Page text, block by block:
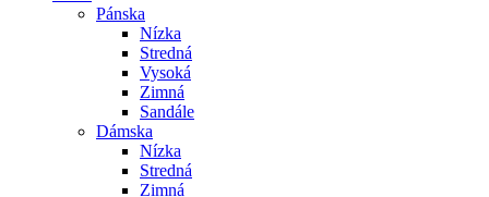
Pánska
Nízka
Stredná
Vysoká
Zimná
Sandále
Dámska
Nízka
Stredná
Zimná